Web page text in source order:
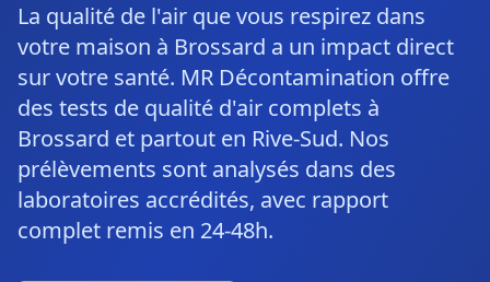
La qualité de l'air que vous respirez dans
votre maison à Brossard a un impact direct
sur votre santé. MR Décontamination offre
des tests de qualité d'air complets à
Brossard et partout en Rive-Sud. Nos
prélèvements sont analysés dans des
laboratoires accrédités, avec rapport
complet remis en 24-48h.